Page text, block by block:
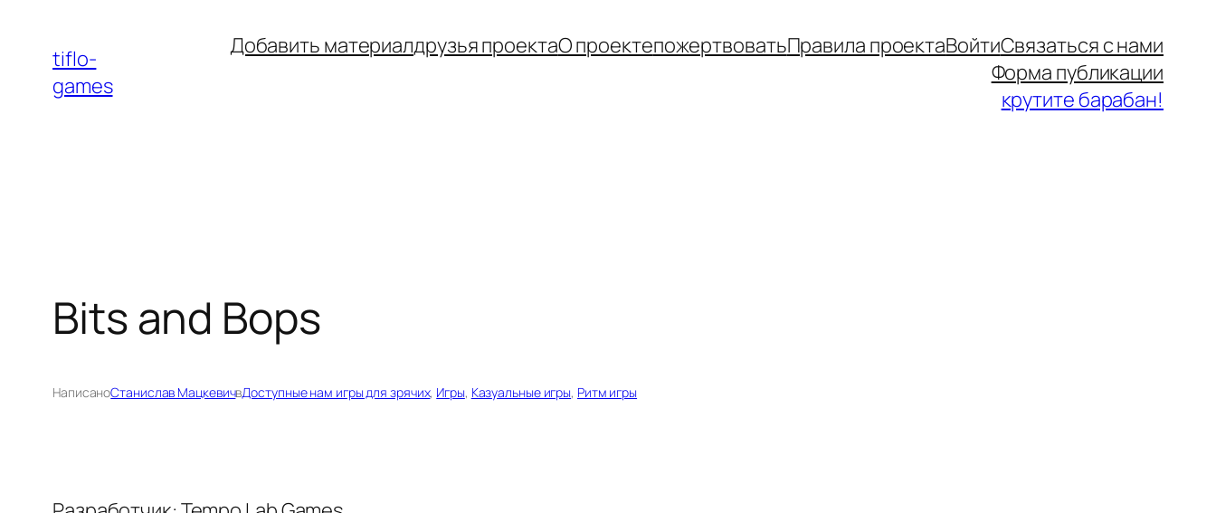
содержимому
tiflo-
games
Добавить материалдрузья проектаО проектепожертвоватьПравила проектаВойтиСвязаться с нами
Форма публикации
крутите барабан!
Bits and Bops
НаписаноСтанислав МацкевичвДоступные нам игры для зрячих, Игры, Казуальные игры, Ритм игры